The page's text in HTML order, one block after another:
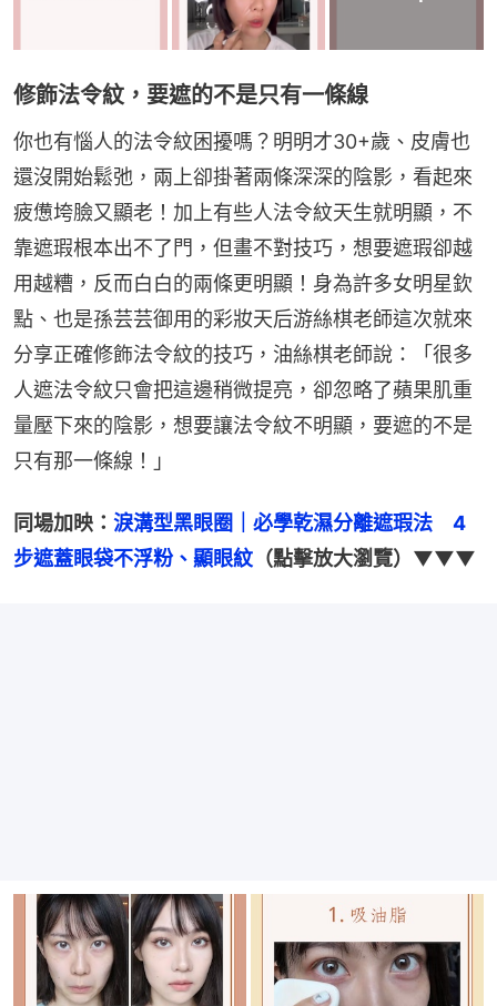
修飾法令紋，要遮的不是只有一條線
你也有惱人的法令紋困擾嗎？明明才30+歲、皮膚也
還沒開始鬆弛，兩上卻掛著兩條深深的陰影，看起來
疲憊垮臉又顯老！加上有些人法令紋天生就明顯，不
靠遮瑕根本出不了門，但畫不對技巧，想要遮瑕卻越
用越糟，反而白白的兩條更明顯！身為許多女明星欽
點、也是孫芸芸御用的彩妝天后游絲棋老師這次就來
分享正確修飾法令紋的技巧，油絲棋老師說：「很多
人遮法令紋只會把這邊稍微提亮，卻忽略了蘋果肌重
量壓下來的陰影，想要讓法令紋不明顯，要遮的不是
只有那一條線！」
同場加映： 淚溝型黑眼圈｜必學乾濕分離遮瑕法　4
步遮蓋眼袋不浮粉、顯眼紋 （點擊放大瀏覽）▼▼▼